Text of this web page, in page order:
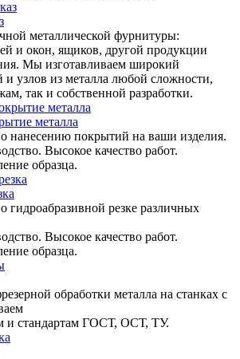
металлической фурнитуры:
и окон, ящиков, другой продукции
Мы изготавливаем широкий
и узлов из металла любой сложности,
так и собственной разработки.
металла
нанесению покрытий на ваши изделия.
Высокое качество работ.
образца.
гидроабразивной резке различных
Высокое качество работ.
образца.
обработки металла на станках с
и стандартам ГОСТ, ОСТ, ТУ.